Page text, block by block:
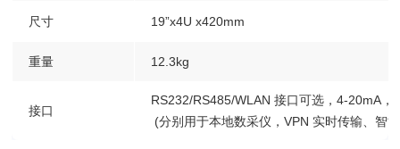
尺寸 19”x4U x420mm
重量 12.3kg
接口
RS232/RS485/WLAN 接口可选，4-20mA，
(分别用于本地数采仪，VPN 实时传输、智